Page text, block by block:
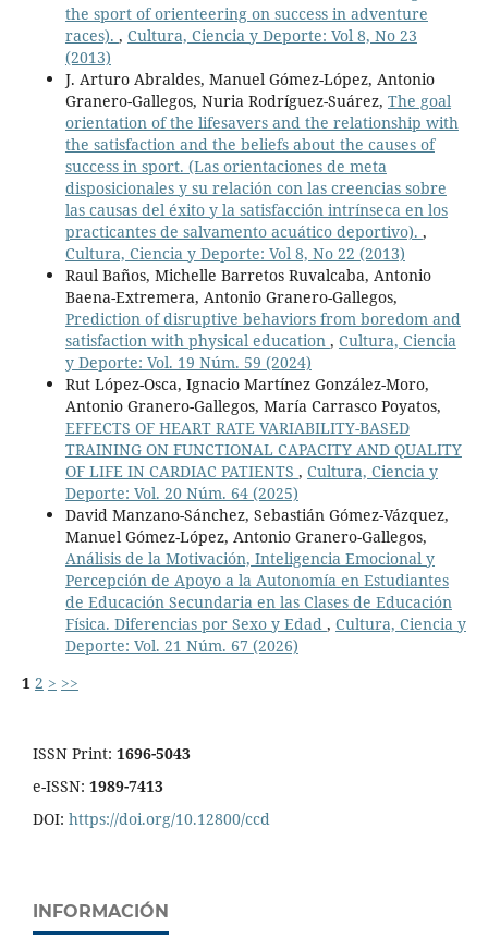
the sport of orienteering on success in adventure
races). , Cultura, Ciencia y Deporte: Vol 8, No 23
(2013)
J. Arturo Abraldes, Manuel Gómez-López, Antonio
Granero-Gallegos, Nuria Rodríguez-Suárez, The goal
orientation of the lifesavers and the relationship with
the satisfaction and the beliefs about the causes of
success in sport. (Las orientaciones de meta
disposicionales y su relación con las creencias sobre
las causas del éxito y la satisfacción intrínseca en los
practicantes de salvamento acuático deportivo). ,
Cultura, Ciencia y Deporte: Vol 8, No 22 (2013)
Raul Baños, Michelle Barretos Ruvalcaba, Antonio
Baena-Extremera, Antonio Granero-Gallegos,
Prediction of disruptive behaviors from boredom and
satisfaction with physical education , Cultura, Ciencia
y Deporte: Vol. 19 Núm. 59 (2024)
Rut López-Osca, Ignacio Martínez González-Moro,
Antonio Granero-Gallegos, María Carrasco Poyatos,
EFFECTS OF HEART RATE VARIABILITY-BASED
TRAINING ON FUNCTIONAL CAPACITY AND QUALITY
OF LIFE IN CARDIAC PATIENTS , Cultura, Ciencia y
Deporte: Vol. 20 Núm. 64 (2025)
David Manzano-Sánchez, Sebastián Gómez-Vázquez,
Manuel Gómez-López, Antonio Granero-Gallegos,
Análisis de la Motivación, Inteligencia Emocional y
Percepción de Apoyo a la Autonomía en Estudiantes
de Educación Secundaria en las Clases de Educación
Física. Diferencias por Sexo y Edad , Cultura, Ciencia y
Deporte: Vol. 21 Núm. 67 (2026)
1 2 > >>
ISSN Print: 1696-5043
e-ISSN: 1989-7413
DOI: https://doi.org/10.12800/ccd
INFORMACIÓN